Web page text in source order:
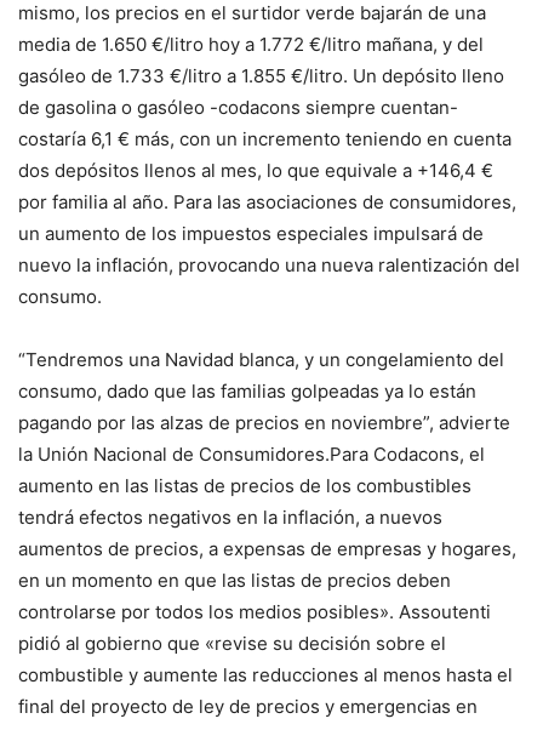
mismo, los precios en el surtidor verde bajarán de una
media de 1.650 €/litro hoy a 1.772 €/litro mañana, y del
gasóleo de 1.733 €/litro a 1.855 €/litro. Un depósito lleno
de gasolina o gasóleo -codacons siempre cuentan-
costaría 6,1 € más, con un incremento teniendo en cuenta
dos depósitos llenos al mes, lo que equivale a +146,4 €
por familia al año. Para las asociaciones de consumidores,
un aumento de los impuestos especiales impulsará de
nuevo la inflación, provocando una nueva ralentización del
consumo.
“Tendremos una Navidad blanca, y un congelamiento del
consumo, dado que las familias golpeadas ya lo están
pagando por las alzas de precios en noviembre”, advierte
la Unión Nacional de Consumidores.Para Codacons, el
aumento en las listas de precios de los combustibles
tendrá efectos negativos en la inflación, a nuevos
aumentos de precios, a expensas de empresas y hogares,
en un momento en que las listas de precios deben
controlarse por todos los medios posibles». Assoutenti
pidió al gobierno que «revise su decisión sobre el
combustible y aumente las reducciones al menos hasta el
final del proyecto de ley de precios y emergencias en